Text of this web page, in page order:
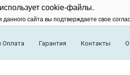
cookie-файлы.
данного сайта вы подтверждаете свое
Оплата Гарантия Контакты О